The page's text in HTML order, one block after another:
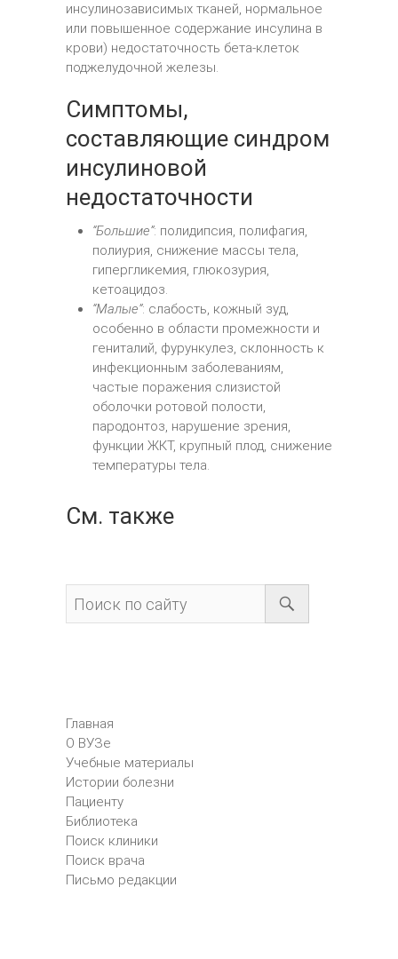
инсулинозависимых тканей, нормальное
или повышенное содержание инсулина в
крови) недостаточность бета-клеток
поджелудочной железы.
Симптомы,
составляющие синдром
инсулиновой
недостаточности
“Большие”: полидипсия, полифагия,
полиурия, снижение массы тела,
гипергликемия, глюкозурия,
кетоацидоз.
“Малые”: слабость, кожный зуд,
особенно в области промежности и
гениталий, фурункулез, склонность к
инфекционным заболеваниям,
частые поражения слизистой
оболочки ротовой полости,
пародонтоз, нарушение зрения,
функции ЖКТ, крупный плод, снижение
температуры тела.
См. также
Главная
О ВУЗе
Учебные материалы
Истории болезни
Пациенту
Библиотека
Поиск клиники
Поиск врача
Письмо редакции